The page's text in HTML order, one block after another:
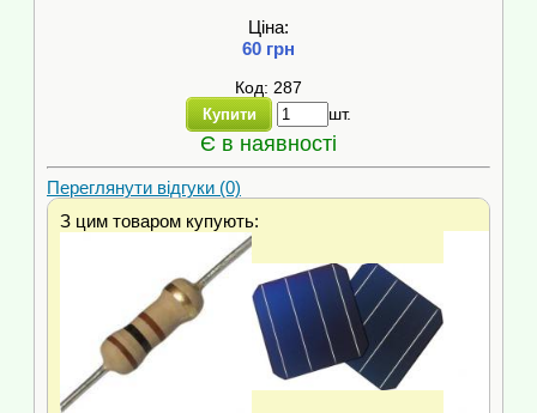
Ціна:
60 грн
Код: 287
Купити шт.
Є в наявності
Переглянути відгуки (0)
З цим товаром купують: